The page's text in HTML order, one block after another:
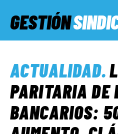
GESTIÓN
SERVICIOS SOCIALES
INFORMES
ACTUALIDAD.
PARITARIA DE
BANCARIOS: